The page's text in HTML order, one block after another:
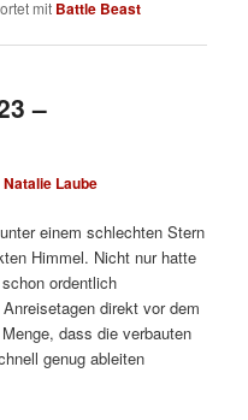
mit Battle Beast
–
Natalie Laube
einem schlechten Stern
Himmel. Nicht nur hatte
ordentlich
direkt vor dem
dass die verbauten
genug ableiten